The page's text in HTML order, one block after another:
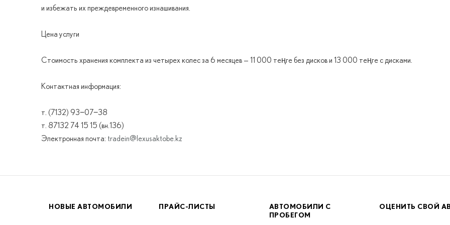
и избежать их преждевременного изнашивания.
Цена услуги
Стоимость хранения комплекта из четырех колес за 6 месяцев — 11 000 теңге без дисков и 13 000 теңге с дисками.
Контактная информация:
т. (7132) 93−07−38
т. 87132 74 15 15 (вн.136)
Электронная почта: tradein@lexusaktobe.kz
НОВЫЕ АВТОМОБИЛИ ПРАЙС-ЛИСТЫ
АВТОМОБИЛИ С
ПРОБЕГОМ
ОЦЕНИТЬ СВОЙ